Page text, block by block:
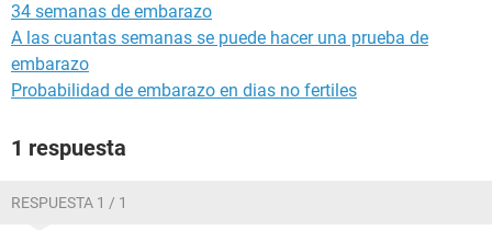
34 semanas de embarazo
A las cuantas semanas se puede hacer una prueba de
embarazo
Probabilidad de embarazo en dias no fertiles
1 respuesta
RESPUESTA 1 / 1